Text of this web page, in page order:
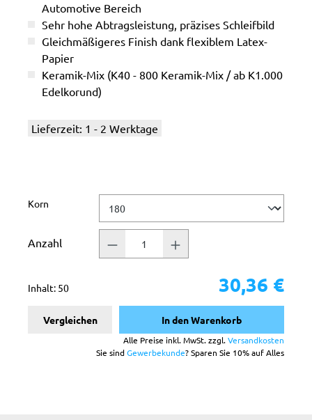
Automotive Bereich
Sehr hohe Abtragsleistung, präzises Schleifbild
Gleichmäßigeres Finish dank flexiblem Latex-
Papier
Keramik-Mix (K40 - 800 Keramik-Mix / ab K1.000
Edelkorund)
Lieferzeit: 1 - 2 Werktage
Korn
Anzahl
Inhalt: 50 30,36 €
Vergleichen In den Warenkorb
Alle Preise inkl. MwSt. zzgl.Versandkosten
Sie sindGewerbekunde? Sparen Sie 10% auf Alles